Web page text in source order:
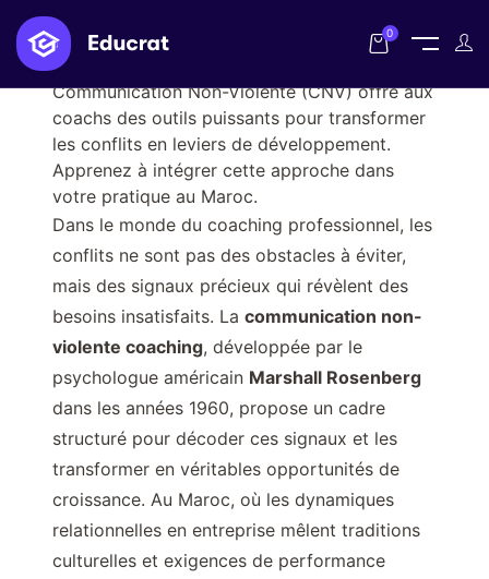
0
CATEGORIES: 566,565 EXCERPT: La
Communication Non-Violente (CNV) offre aux
coachs des outils puissants pour transformer
les conflits en leviers de développement.
Apprenez à intégrer cette approche dans
votre pratique au Maroc.
Dans le monde du coaching professionnel, les
conflits ne sont pas des obstacles à éviter,
mais des signaux précieux qui révèlent des
besoins insatisfaits. La communication non-
violente coaching, développée par le
psychologue américain Marshall Rosenberg
dans les années 1960, propose un cadre
structuré pour décoder ces signaux et les
transformer en véritables opportunités de
croissance. Au Maroc, où les dynamiques
relationnelles en entreprise mêlent traditions
culturelles et exigences de performance